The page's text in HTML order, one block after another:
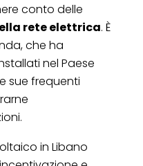
conto delle
rete elettrica. È
che ha
nel Paese
sue frequenti
in Libano